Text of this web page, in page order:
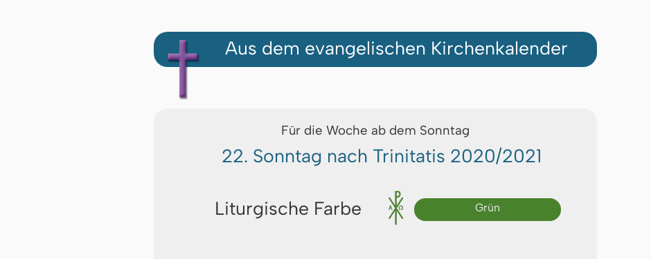
Aus dem evangelischen Kirchenkalender
Für die Woche ab dem Sonntag
22. Sonntag nach Trinitatis 2020/2021
Liturgische Farbe Grün